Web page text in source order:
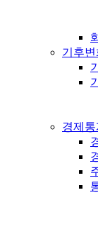
기후
경제통